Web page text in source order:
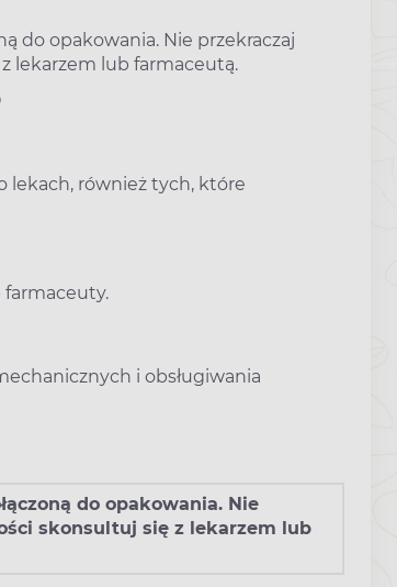
do opakowania. Nie przekraczaj
lekarzem lub farmaceutą.
lekach, również tych, które
farmaceuty.
i obsługiwania
do opakowania. Nie
skonsultuj się z lekarzem lub